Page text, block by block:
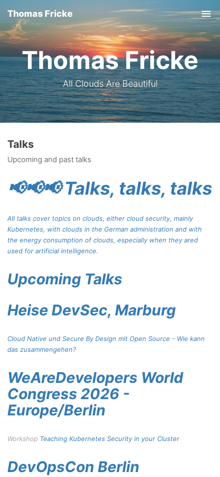
Thomas Fricke
Thomas Fricke
All Clouds Are Beautiful
Talks
Upcoming and past talks
📢📢📢 Talks, talks, talks
All talks cover topics on clouds, either cloud security, mainly
Kubernetes, with clouds in the German administration and with
the energy consumption of clouds, especially when they ared
used for artificial intelligence.
Upcoming Talks
Heise DevSec, Marburg
Cloud Native und Secure By Design mit Open Source - Wie kann
das zusammengehen?
WeAreDevelopers World
Congress 2026 -
Europe/Berlin
Workshop Teaching Kubernetes Security in your Cluster
DevOpsCon Berlin